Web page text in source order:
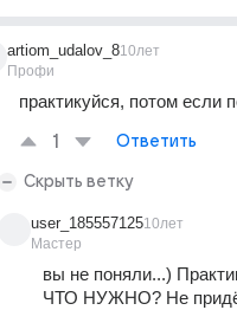
artiom_udalov_8
Профи
10лет
практикуйся, потом если
1 Ответить
Скрыть ветку
user_185557125
Мастер
10лет
вы не поняли...)
ЧТО НУЖНО? Не